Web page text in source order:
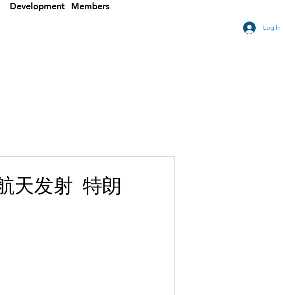
Development Members
Log In
发射 特朗